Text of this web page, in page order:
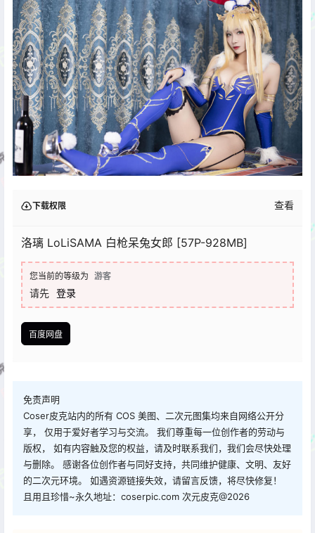
下载权限 查看
洛璃 LoLiSAMA 白枪呆兔女郎 [57P-928MB]
您当前的等级为 游客
请先 登录
百度网盘
免责声明
Coser皮克站内的所有 COS 美图、二次元图集均来自网络公开分
享， 仅用于爱好者学习与交流。 我们尊重每一位创作者的劳动与
版权， 如有内容触及您的权益，请及时联系我们，我们会尽快处理
与删除。 感谢各位创作者与同好支持，共同维护健康、文明、友好
的二次元环境。 如遇资源链接失效，请留言反馈，将尽快修复！
且用且珍惜~永久地址：coserpic.com 次元皮克@2026